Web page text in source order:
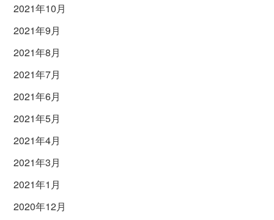
2021年10月
2021年9月
2021年8月
2021年7月
2021年6月
2021年5月
2021年4月
2021年3月
2021年1月
2020年12月